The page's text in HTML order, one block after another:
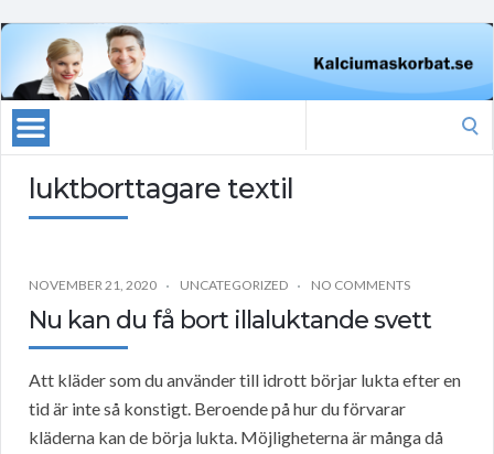
luktborttagare textil
NOVEMBER 21, 2020 UNCATEGORIZED NO COMMENTS
Nu kan du få bort illaluktande svett
Att kläder som du använder till idrott börjar lukta efter en
tid är inte så konstigt. Beroende på hur du förvarar
kläderna kan de börja lukta. Möjligheterna är många då